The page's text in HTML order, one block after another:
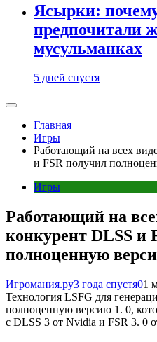
Ясырки:
предпочитали
мусульманках
5 дней спустя
Главная
Игры
Работающий на всех
и FSR получил
Игры
Работающий на
конкурент DLSS и
полноценную
Игромания.ру3 года спустя01
Технология LSFG для
полноценную версию 1. 0,
с DLSS 3 от Nvidia и FSR 3. 0